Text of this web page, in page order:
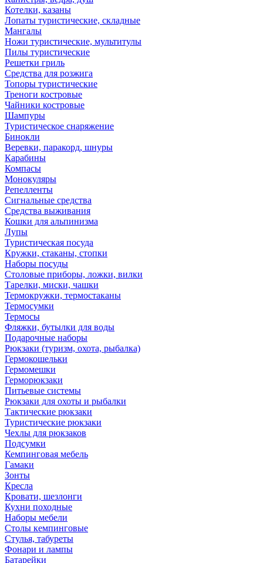
Котелки, казаны
Лопаты туристические, складные
Мангалы
Ножи туристические, мультитулы
Пилы туристические
Решетки гриль
Средства для розжига
Топоры туристические
Треноги костровые
Чайники костровые
Шампуры
Туристическое снаряжение
Бинокли
Веревки, паракорд, шнуры
Карабины
Компасы
Монокуляры
Репелленты
Сигнальные средства
Средства выживания
Кошки для альпинизма
Лупы
Туристическая посуда
Кружки, стаканы, стопки
Наборы посуды
Столовые приборы, ложки, вилки
Тарелки, миски, чашки
Термокружки, термостаканы
Термосумки
Термосы
Фляжки, бутылки для воды
Подарочные наборы
Рюкзаки (туризм, охота, рыбалка)
Гермокошельки
Гермомешки
Герморюкзаки
Питьевые системы
Рюкзаки для охоты и рыбалки
Тактические рюкзаки
Туристические рюкзаки
Чехлы для рюкзаков
Подсумки
Кемпинговая мебель
Гамаки
Зонты
Кресла
Кровати, шезлонги
Кухни походные
Наборы мебели
Столы кемпинговые
Стулья, табуреты
Фонари и лампы
Батарейки